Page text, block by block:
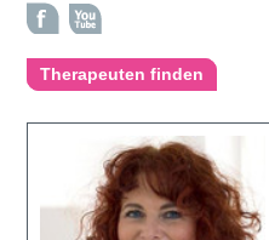
Therapeuten finden